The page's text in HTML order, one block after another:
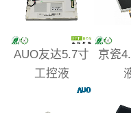
AUO友达5.7寸
工控液
京瓷